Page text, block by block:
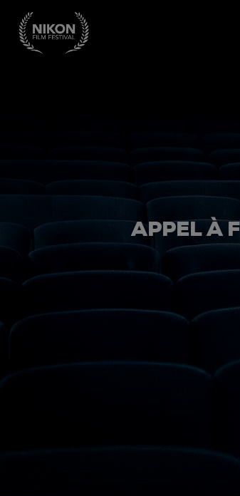
APPEL À